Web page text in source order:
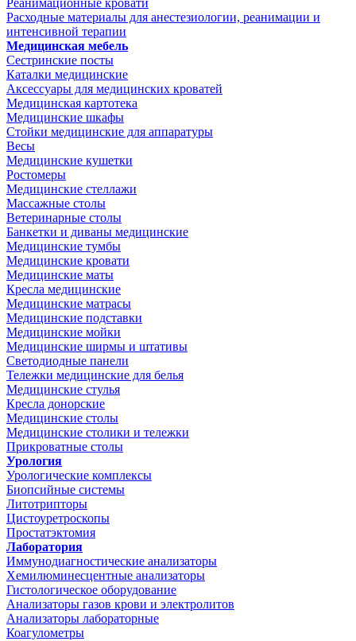
Реанимационные кровати
Расходные материалы для анестезиологии, реанимации и
интенсивной терапии
Медицинская мебель
Сестринские посты
Каталки медицинские
Аксессуары для медицинских кроватей
Медицинская картотека
Медицинские шкафы
Стойки медицинские для аппаратуры
Весы
Медицинские кушетки
Ростомеры
Медицинские стеллажи
Массажные столы
Ветеринарные столы
Банкетки и диваны медицинские
Медицинские тумбы
Медицинские кровати
Медицинские маты
Кресла медицинские
Медицинские матрасы
Медицинские подставки
Медицинские мойки
Медицинские ширмы и штативы
Светодиодные панели
Тележки медицинские для белья
Медицинские стулья
Кресла донорские
Медицинские столы
Медицинские столики и тележки
Прикроватные столы
Урология
Урологические комплексы
Биопсийные системы
Литотрипторы
Цистоуретроскопы
Простатэктомия
Лаборатория
Иммунодиагностические анализаторы
Хемилюминесцентные анализаторы
Гистологическое оборудование
Анализаторы газов крови и электролитов
Анализаторы лабораторные
Коагулометры